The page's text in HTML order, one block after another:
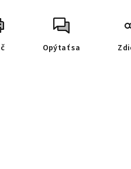
Opýtať sa